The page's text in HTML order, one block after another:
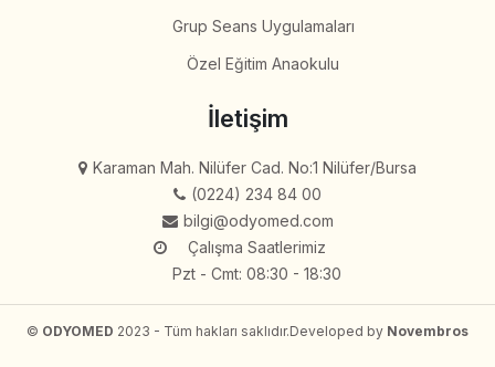
Grup Seans Uygulamaları
Özel Eğitim Anaokulu
İletişim
Karaman Mah. Nilüfer Cad. No:1 Nilüfer/Bursa
(0224) 234 84 00
bilgi@odyomed.com
Çalışma Saatlerimiz
Pzt - Cmt: 08:30 - 18:30
© ODYOMED 2023 - Tüm hakları saklıdır.Developed by Novembros